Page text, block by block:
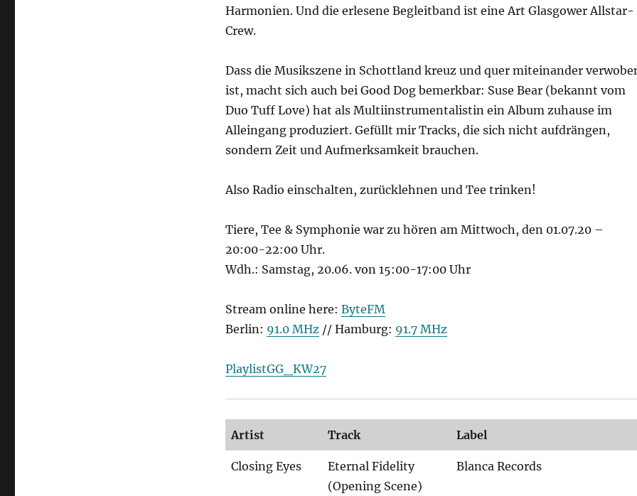
Harmonien. Und die erlesene Begleitband ist eine Art Glasgower Allstar-
Crew.
Dass die Musikszene in Schottland kreuz und quer miteinander
ist, macht sich auch bei Good Dog bemerkbar: Suse Bear (bekannt vom
Duo Tuff Love) hat als Multiinstrumentalistin ein Album zuhause im
Alleingang produziert. Gefüllt mir Tracks, die sich nicht aufdrängen,
sondern Zeit und Aufmerksamkeit brauchen.
Also Radio einschalten, zurücklehnen und Tee trinken!
Tiere, Tee & Symphonie war zu hören am Mittwoch, den 01.07.20 –
20:00-22:00 Uhr.
Wdh.: Samstag, 20.06. von 15:00-17:00 Uhr
Stream online here: ByteFM
Berlin: 91.0 MHz// Hamburg: 91.7 MHz
PlaylistGG_KW27
Artist Track Label
Closing Eyes
Eternal Fidelity
(Opening Scene)
Blanca Records